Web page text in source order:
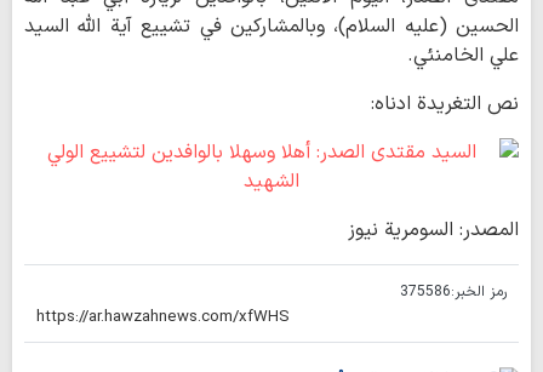
الحسين (عليه السلام)، وبالمشاركين في تشييع آية الله السيد
علي الخامنئي.
نص التغريدة ادناه:
المصدر: السومرية نيوز
رمز الخبر:375586